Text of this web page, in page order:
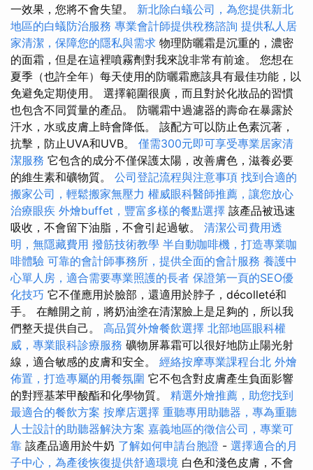
一效果，您將不會失望。 新北除白蟻公司，為您提供新北
地區的白蟻防治服務 專業會計師提供稅務諮詢 提供私人居
家清潔，保障您的隱私與需求 物理防曬霜是沉重的，濃密
的面霜，但是在這裡噴霧劑對我來說非常有前途。 您想在
夏季（也許全年）每天使用的防曬霜應該具有最佳功能，以
免避免定期使用。 選擇範圍很廣，而且對於化妝品的習慣
也包含不同質量的產品。 防曬霜中過濾器的壽命在暴露於
汗水，水或皮膚上時會降低。 該配方可以防止色素沉著，
抗擊，防止UVA和UVB。 僅需300元即可享受專業居家清
潔服務 它包含的成分不僅保護太陽，改善膚色，滋養必要
的維生素和礦物質。 公司登記流程與注意事項 找到合適的
搬家公司，輕鬆搬家無壓力 權威眼科醫師推薦，讓您放心
治療眼疾 外燴buffet，豐富多樣的餐點選擇 該產品被迅速
吸收，不會留下油脂，不會引起過敏。 清潔公司費用透
明，無隱藏費用 撥筋技術教學 半自動咖啡機，打造專業咖
啡體驗 可靠的會計師事務所，提供全面的會計服務 養護中
心單人房，適合需要專業照護的長者 保證第一頁的SEO優
化技巧 它不僅應用於臉部，還適用於脖子，décolleté和
手。 在離開之前，將奶油塗在清潔臉上是足夠的，所以我
們整天提供自己。 高品質外燴餐飲選擇 北部地區眼科權
威，專業眼科診療服務 礦物屏幕霜可以很好地防止陽光射
線，適合敏感的皮膚和安全。 經絡按摩專業課程台北 外燴
佈置，打造專屬的用餐氛圍 它不包含對皮膚產生負面影響
的對羥基苯甲酸酯和化學物質。 精選外燴推薦，助您找到
最適合的餐飲方案 按摩店選擇 重聽專用助聽器，專為重聽
人士設計的助聽器解決方案 嘉義地區的徵信公司，專業可
靠 該產品適用於牛奶 了解如何申請台胞證 - 選擇適合的月
子中心，為產後恢復提供舒適環境 白色和淺色皮膚，不會